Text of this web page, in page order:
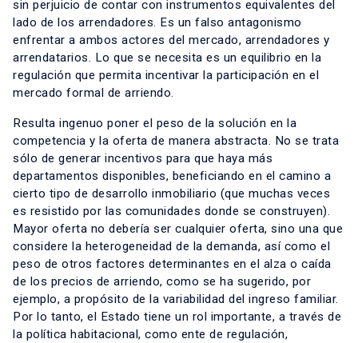
sin perjuicio de contar con instrumentos equivalentes del
lado de los arrendadores. Es un falso antagonismo
enfrentar a ambos actores del mercado, arrendadores y
arrendatarios. Lo que se necesita es un equilibrio en la
regulación que permita incentivar la participación en el
mercado formal de arriendo.
Resulta ingenuo poner el peso de la solución en la
competencia y la oferta de manera abstracta. No se trata
sólo de generar incentivos para que haya más
departamentos disponibles, beneficiando en el camino a
cierto tipo de desarrollo inmobiliario (que muchas veces
es resistido por las comunidades donde se construyen).
Mayor oferta no debería ser cualquier oferta, sino una que
considere la heterogeneidad de la demanda, así como el
peso de otros factores determinantes en el alza o caída
de los precios de arriendo, como se ha sugerido, por
ejemplo, a propósito de la variabilidad del ingreso familiar.
Por lo tanto, el Estado tiene un rol importante, a través de
la política habitacional, como ente de regulación,